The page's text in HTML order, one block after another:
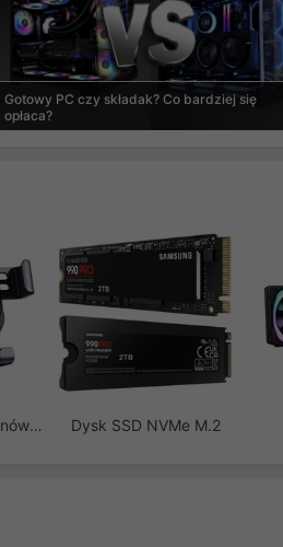
Gotowy PC czy składak? Co bardziej się
opłaca?
Akcesoria do telefonów GSM Dysk SSD NVMe M.2